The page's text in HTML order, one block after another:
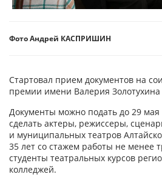
Фото Андрей КАСПРИШИН
Cтартовал прием документов на
премии имени Валерия Золотухина
Документы можно подать до 29 мая
сделать актеры, режиссеры,
и муниципальных театров
35 лет со стажем работы не менее
студенты театральных курсов
колледжей.